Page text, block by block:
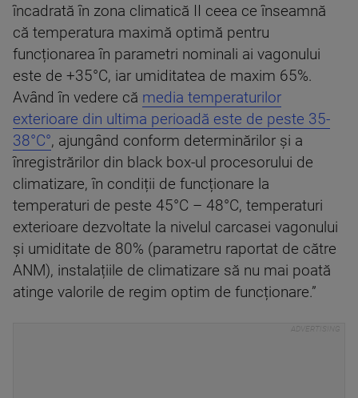
încadrată în zona climatică II ceea ce înseamnă
că temperatura maximă optimă pentru
funcționarea în parametri nominali ai vagonului
este de +35°C, iar umiditatea de maxim 65%.
Având în vedere că media temperaturilor
exterioare din ultima perioadă este de peste 35-
38°C°, ajungând conform determinărilor și a
înregistrărilor din black box-ul procesorului de
climatizare, în condiții de funcționare la
temperaturi de peste 45°C – 48°C, temperaturi
exterioare dezvoltate la nivelul carcasei vagonului
și umiditate de 80% (parametru raportat de către
ANM), instalațiile de climatizare să nu mai poată
atinge valorile de regim optim de funcționare.”